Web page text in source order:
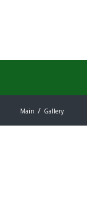
Main Gallery